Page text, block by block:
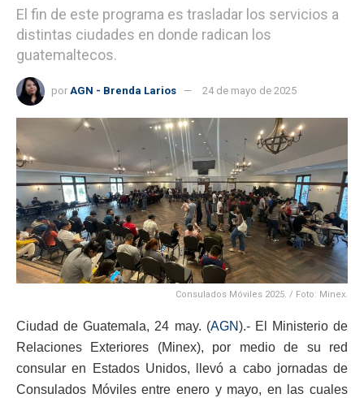
El fin de este programa es trasladar los servicios a
distintas ciudades en donde radican los
guatemaltecos.
por AGN - Brenda Larios 24 de mayo de 2025
Consulados Móviles 2025. / Foto: Minex.
Ciudad de Guatemala, 24 may. (AGN).- El Ministerio de
Relaciones Exteriores (Minex), por medio de su red
consular en Estados Unidos, llevó a cabo jornadas de
Consulados Móviles entre enero y mayo, en las cuales